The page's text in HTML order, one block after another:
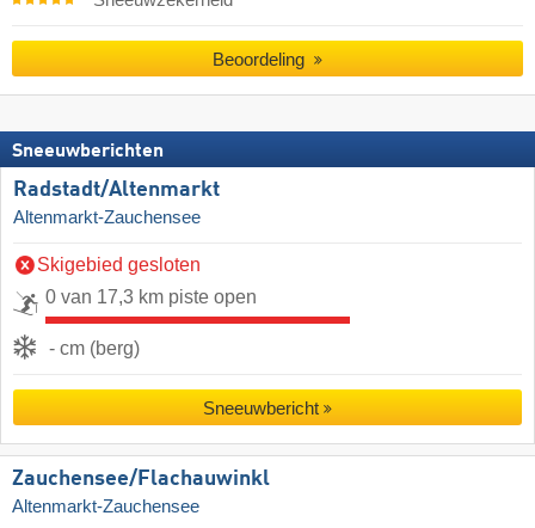
Beoordeling
Sneeuwberichten
Radstadt/​Altenmarkt
Altenmarkt-Zauchensee
Skigebied gesloten
0 van 17,3 km piste open
- cm (berg)
Sneeuwbericht
Zauchensee/​Flachauwinkl
Altenmarkt-Zauchensee